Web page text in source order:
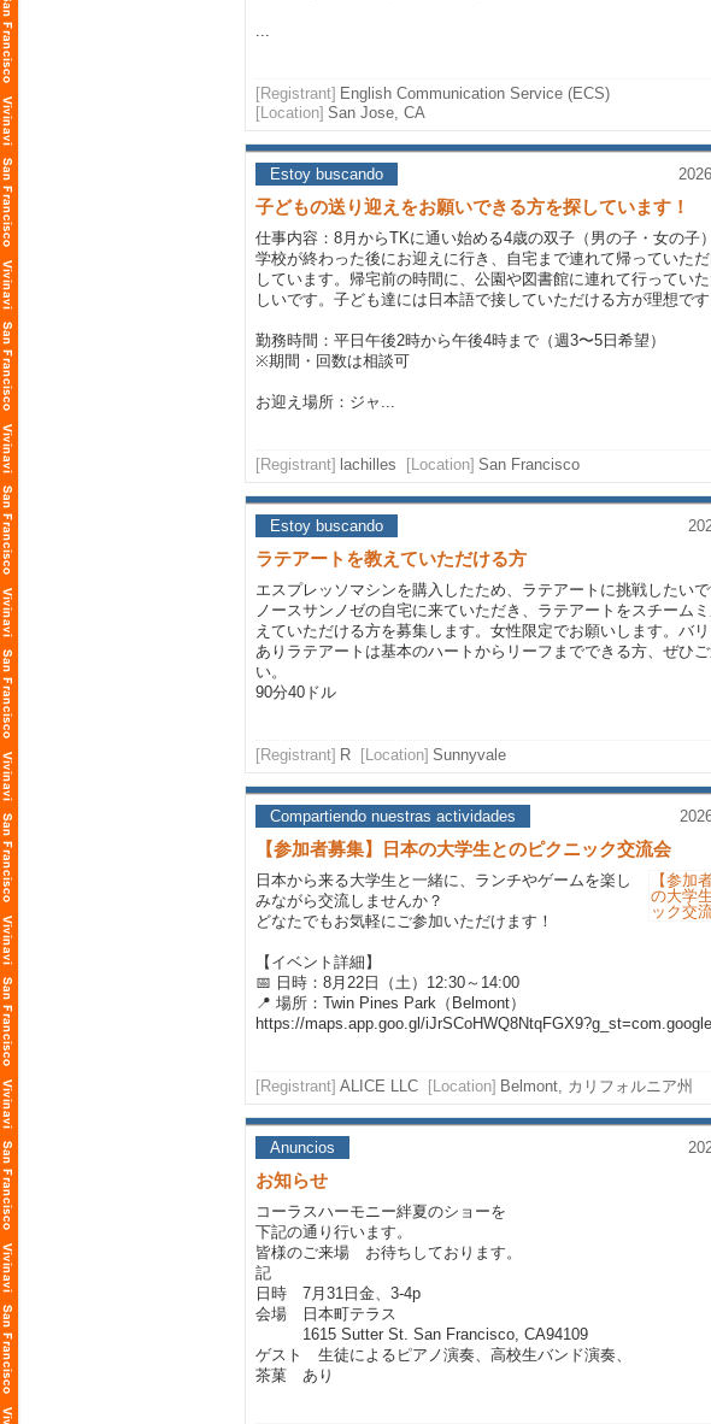
...
[Registrant] English Communication Service (ECS)
[Location] San Jose, CA
Estoy buscando
子どもの送り迎えをお願いできる方を探しています！
仕事内容：8月からTKに通い始める4歳の双子（男の子・女の子
学校が終わった後にお迎えに行き、自宅まで連れて帰っていた
しています。帰宅前の時間に、公園や図書館に連れて行ってい
しいです。子ども達には日本語で接していただける方が理想です
勤務時間：平日午後2時から午後4時まで（週3〜5日希望）
※期間・回数は相談可
お迎え場所：ジャ...
[Registrant] lachilles [Location] San Francisco
Estoy buscando
ラテアートを教えていただける方
エスプレッソマシンを購入したため、ラテアートに挑戦したいで
ノースサンノゼの自宅に来ていただき、ラテアートをスチーム
えていただける方を募集します。女性限定でお願いします。バ
ありラテアートは基本のハートからリーフまでできる方、ぜひ
い。
90分40ドル
[Registrant] R [Location] Sunnyvale
Compartiendo nuestras actividades
【参加者募集】日本の大学生とのピクニック交流会
日本から来る大学生と一緒に、ランチやゲームを楽し
みながら交流しませんか？
どなたでもお気軽にご参加いただけます！
【イベント詳細】
📅 日時：8月22日（土）12:30～14:00
📍 場所：Twin Pines Park（Belmont）
https://maps.app.goo.gl/
[Registrant] ALICE LLC [Location] Belmont, カリフォルニア州
Anuncios
お知らせ
コーラスハーモニー絆夏のショーを
下記の通り行います。
皆様のご来場 お待ちしております。
記
日時 7月31日金、3-4p
会場 日本町テラス
1615 Sutter St. San Francisco, CA94109
ゲスト 生徒によるピアノ演奏、高校生バンド演奏、
茶菓 あり